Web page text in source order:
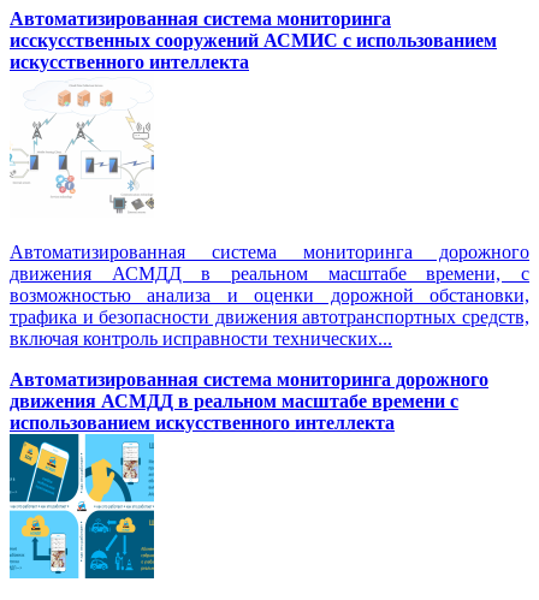
Автоматизированная система мониторинга
исскусственных сооружений АСМИС с использованием
искусственного интеллекта
Автоматизированная система мониторинга дорожного
движения АСМДД в реальном масштабе времени, с
возможностью анализа и оценки дорожной обстановки,
трафика и безопасности движения автотранспортных средств,
включая контроль исправности технических...
Автоматизированная cистема мониторинга дорожного
движения АСМДД в реальном масштабе времени с
использованием искусственного интеллекта